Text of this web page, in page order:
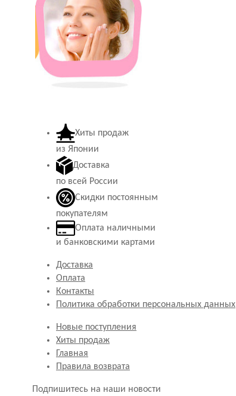
Хиты продаж
из Японии
Доставка
по всей России
Скидки постоянным
покупателям
Оплата наличными
и банковскими картами
Доставка
Оплата
Контакты
Политика обработки персональных данных
Новые поступления
Хиты продаж
Главная
Правила возврата
Подпишитесь на наши новости